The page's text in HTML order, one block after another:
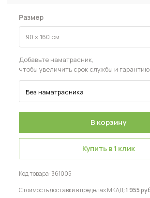
Размер
Добавьте наматрасник,
чтобы увеличить срок службы и гарантию
Купить в 1 клик
Код товара:361005
Стоимость доставки в пределах МКАД:1 955